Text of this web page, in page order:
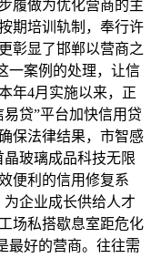
履做为优化营商的主
期培训轨制，奉行许
彰显了邯郸以营商之
一案例的处理，让信
年4月实施以来，正
贷”平台加快信用贷
保法律结果，市智感
玻璃成品科技无限
便利的信用修复系
企业成长供给人才
场私搭歇息室距危化
最好的营商。往往需